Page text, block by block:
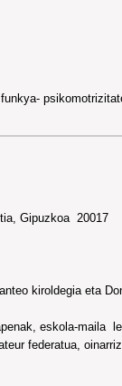
Gipuzkoa 20017
kiroldegia eta
eskola-maila
federatua,